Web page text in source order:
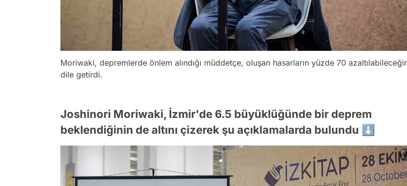
Moriwaki, depremlerde önlem alındığı müddetçe, oluşan hasarların yüzde 70
dile getirdi.
Joshinori Moriwaki, İzmir'de 6.5 büyüklüğünde bir deprem
beklendiğinin de altını çizerek şu açıklamalarda bulundu ⬇️